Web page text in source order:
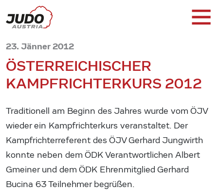
23. Jänner 2012
ÖSTERREICHISCHER
KAMPFRICHTERKURS 2012
Traditionell am Beginn des Jahres wurde vom ÖJV
wieder ein Kampfrichterkurs veranstaltet. Der
Kampfrichterreferent des ÖJV Gerhard Jungwirth
konnte neben dem ÖDK Verantwortlichen Albert
Gmeiner und dem ÖDK Ehrenmitglied Gerhard
Bucina 63 Teilnehmer begrüßen.